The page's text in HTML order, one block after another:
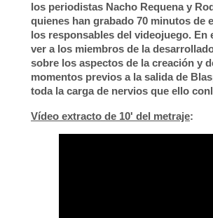
los periodistas Nacho Requena y
quienes han grabado 70 minutos de
los responsables del videojuego. En
ver a los miembros de la
sobre los aspectos de la creación y
momentos previos a la salida de
toda la carga de nervios que ello
Vídeo extracto de 10' del metraje: